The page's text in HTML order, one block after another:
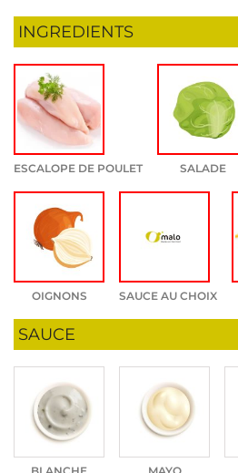
INGREDIENTS
ESCALOPE DE POULET SALADE
OIGNONS SAUCE AU CHOIX
SAUCE